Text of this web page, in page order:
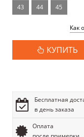
43 44 45
Как
КУПИТЬ
Бесплатная
в день заказа
Оплата